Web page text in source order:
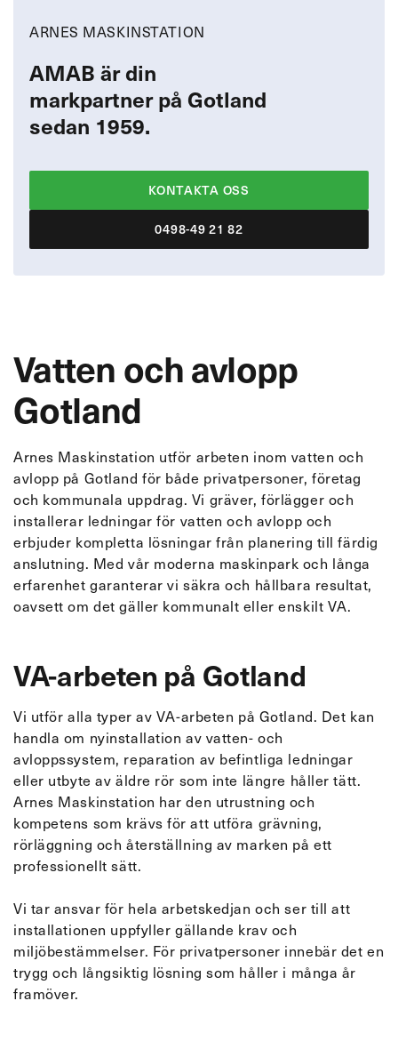
ARNES MASKINSTATION
AMAB är din
markpartner på Gotland
sedan 1959.
KONTAKTA OSS
0498-49 21 82
Vatten och avlopp
Gotland
Arnes Maskinstation utför arbeten inom vatten och
avlopp på Gotland för både privatpersoner, företag
och kommunala uppdrag. Vi gräver, förlägger och
installerar ledningar för vatten och avlopp och
erbjuder kompletta lösningar från planering till färdig
anslutning. Med vår moderna maskinpark och långa
erfarenhet garanterar vi säkra och hållbara resultat,
oavsett om det gäller kommunalt eller enskilt VA.
VA-arbeten på Gotland
Vi utför alla typer av VA-arbeten på Gotland. Det kan
handla om nyinstallation av vatten- och
avloppssystem, reparation av befintliga ledningar
eller utbyte av äldre rör som inte längre håller tätt.
Arnes Maskinstation har den utrustning och
kompetens som krävs för att utföra grävning,
rörläggning och återställning av marken på ett
professionellt sätt.
Vi tar ansvar för hela arbetskedjan och ser till att
installationen uppfyller gällande krav och
miljöbestämmelser. För privatpersoner innebär det en
trygg och långsiktig lösning som håller i många år
framöver.